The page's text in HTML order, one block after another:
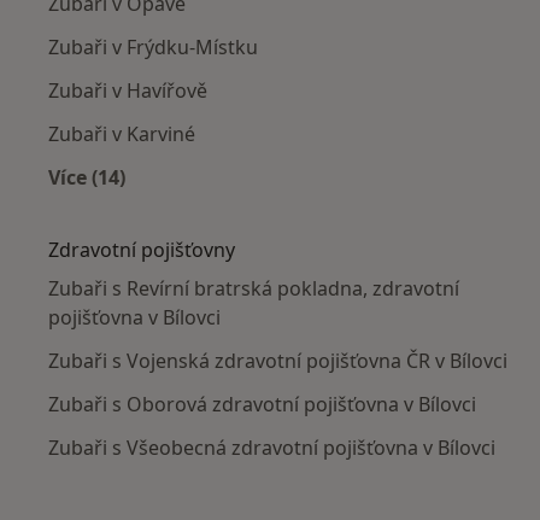
Zubaři v Frýdku-Místku
Zubaři v Havířově
Zubaři v Karviné
Více (14)
Zdravotní pojišťovny
Zubaři s Revírní bratrská pokladna, zdravotní
pojišťovna v Bílovci
Zubaři s Vojenská zdravotní pojišťovna ČR v Bílovci
Zubaři s Oborová zdravotní pojišťovna v Bílovci
Zubaři s Všeobecná zdravotní pojišťovna v Bílovci